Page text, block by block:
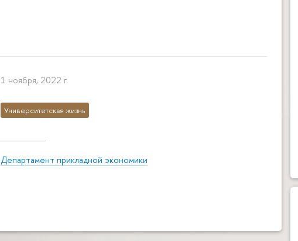
1 ноября, 2022 г.
Университетская жизнь
Департамент прикладной экономики